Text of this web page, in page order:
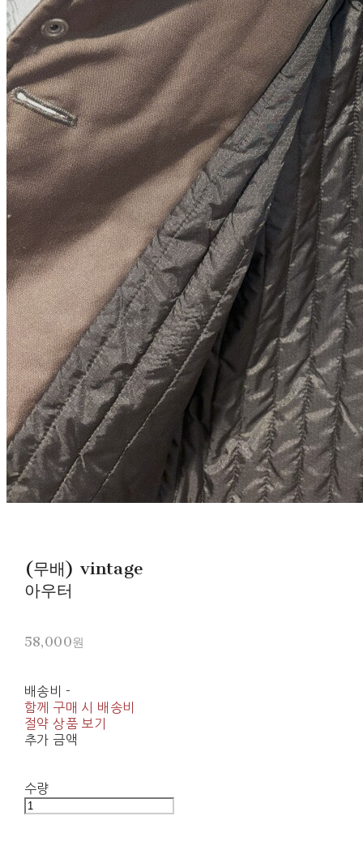
(무배) vintage
아우터
58,000원
배송비 -
함께 구매 시 배송비
절약 상품 보기
추가 금액
수량